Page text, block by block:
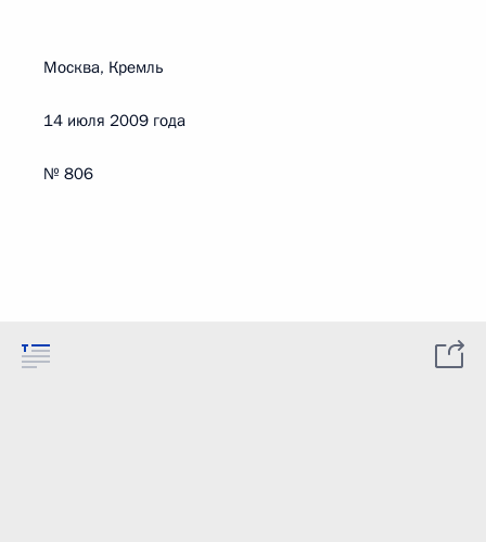
Москва, Кремль
14 июля 2009 года
№ 806